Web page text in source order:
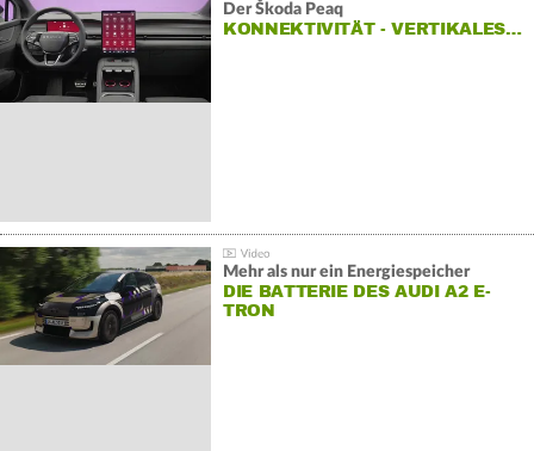
Der Škoda Peaq
KONNEKTIVITÄT - VERTIKALES…
Mehr als nur ein Energiespeicher
DIE BATTERIE DES AUDI A2 E-
TRON